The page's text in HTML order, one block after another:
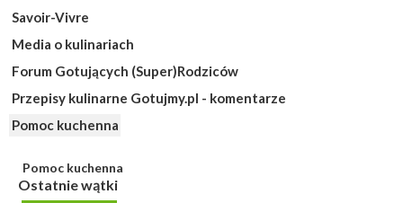
Savoir-Vivre
Media o kulinariach
Forum Gotujących (Super)Rodziców
Przepisy kulinarne Gotujmy.pl - komentarze
Pomoc kuchenna
Pomoc kuchenna
Ostatnie wątki